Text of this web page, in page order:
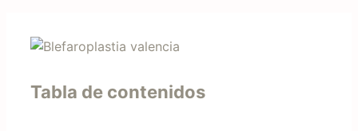
Tabla de contenidos